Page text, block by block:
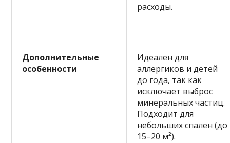
расходы.
Дополнительные
особенности
Идеален для
аллергиков и детей
до года, так как
исключает выброс
минеральных частиц.
Подходит для
небольших спален (до
15–20 м²).